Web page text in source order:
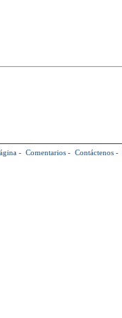
- Comentarios - Contáctenos -